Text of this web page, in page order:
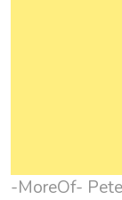
-MoreOf-